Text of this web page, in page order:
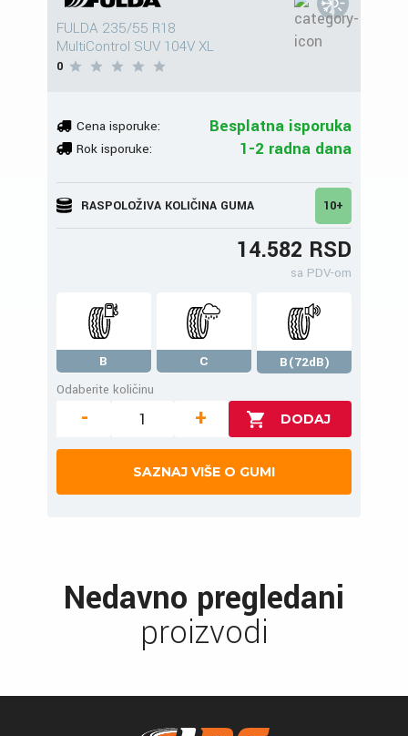
FULDA 235/55 R18
MultiControl SUV 104V XL
0
Cena isporuke: Besplatna isporuka
Rok isporuke: 1-2 radna dana
RASPOLOŽIVA KOLIČINA GUMA 10+
14.582 RSD
sa PDV-om
B C
B(72dB)
Odaberite količinu
- +
SAZNAJ VIŠE O GUMI
Nedavno pregledani
proizvodi